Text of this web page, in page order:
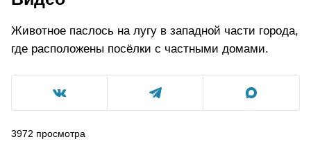
Животное паслось на лугу в западной части города,
где расположены посёлки с частными домами.
3972 просмотра